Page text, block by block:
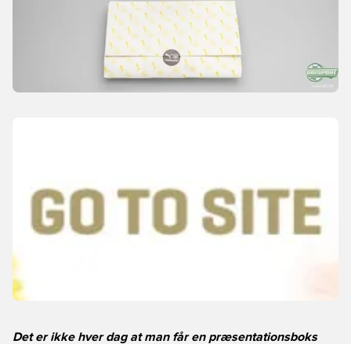
Det er ikke hver dag at man får en præsentationsboks